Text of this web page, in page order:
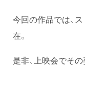
今回の作品では、
在。
是非、上映会でそ